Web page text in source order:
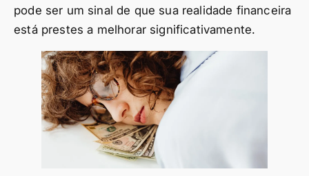
pode ser um sinal de que sua realidade financeira
está prestes a melhorar significativamente.